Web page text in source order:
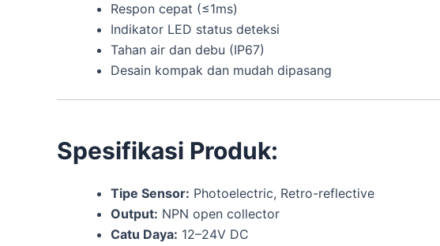
Respon cepat (≤1ms)
Indikator LED status deteksi
Tahan air dan debu (IP67)
Desain kompak dan mudah dipasang
Spesifikasi Produk:
Tipe Sensor: Photoelectric, Retro-reflective
Output: NPN open collector
Catu Daya: 12–24V DC